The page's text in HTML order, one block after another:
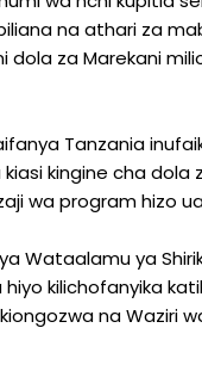
na athari za
za Marekani
Tanzania
kingine cha dola
wa program hizo
Wataalamu ya
kilichofanyika
na Waziri